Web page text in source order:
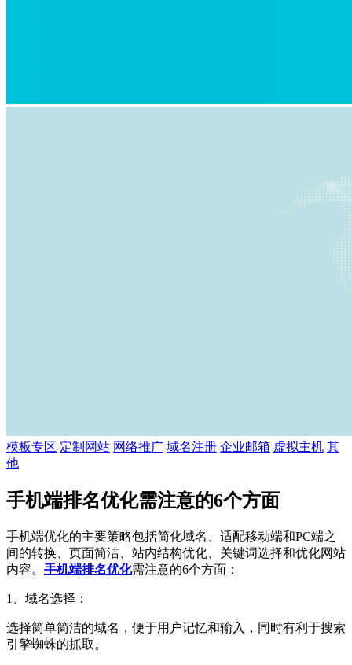
模板专区 定制网站 网络推广 域名注册 企业邮箱 虚拟主机 其
他
手机端排名优化需注意的6个方面
手机端优化的主要策略包括简化域名、适配移动端和PC端之
间的转换、页面简洁、站内结构优化、关键词选择和优化网站
内容。 手机端排名优化需注意的6个方面：
1、域名选择：
选择简单简洁的域名，便于用户记忆和输入，同时有利于搜索
引擎蜘蛛的抓取。